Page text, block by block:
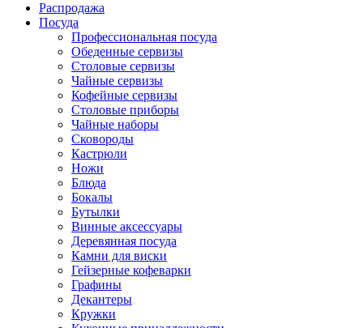
Распродажа
Посуда
Профессиональная посуда
Обеденные сервизы
Столовые сервизы
Чайные сервизы
Кофейные сервизы
Столовые приборы
Чайные наборы
Сковороды
Кастрюли
Ножи
Блюда
Бокалы
Бутылки
Винные аксессуары
Деревянная посуда
Камни для виски
Гейзерные кофеварки
Графины
Декантеры
Кружки